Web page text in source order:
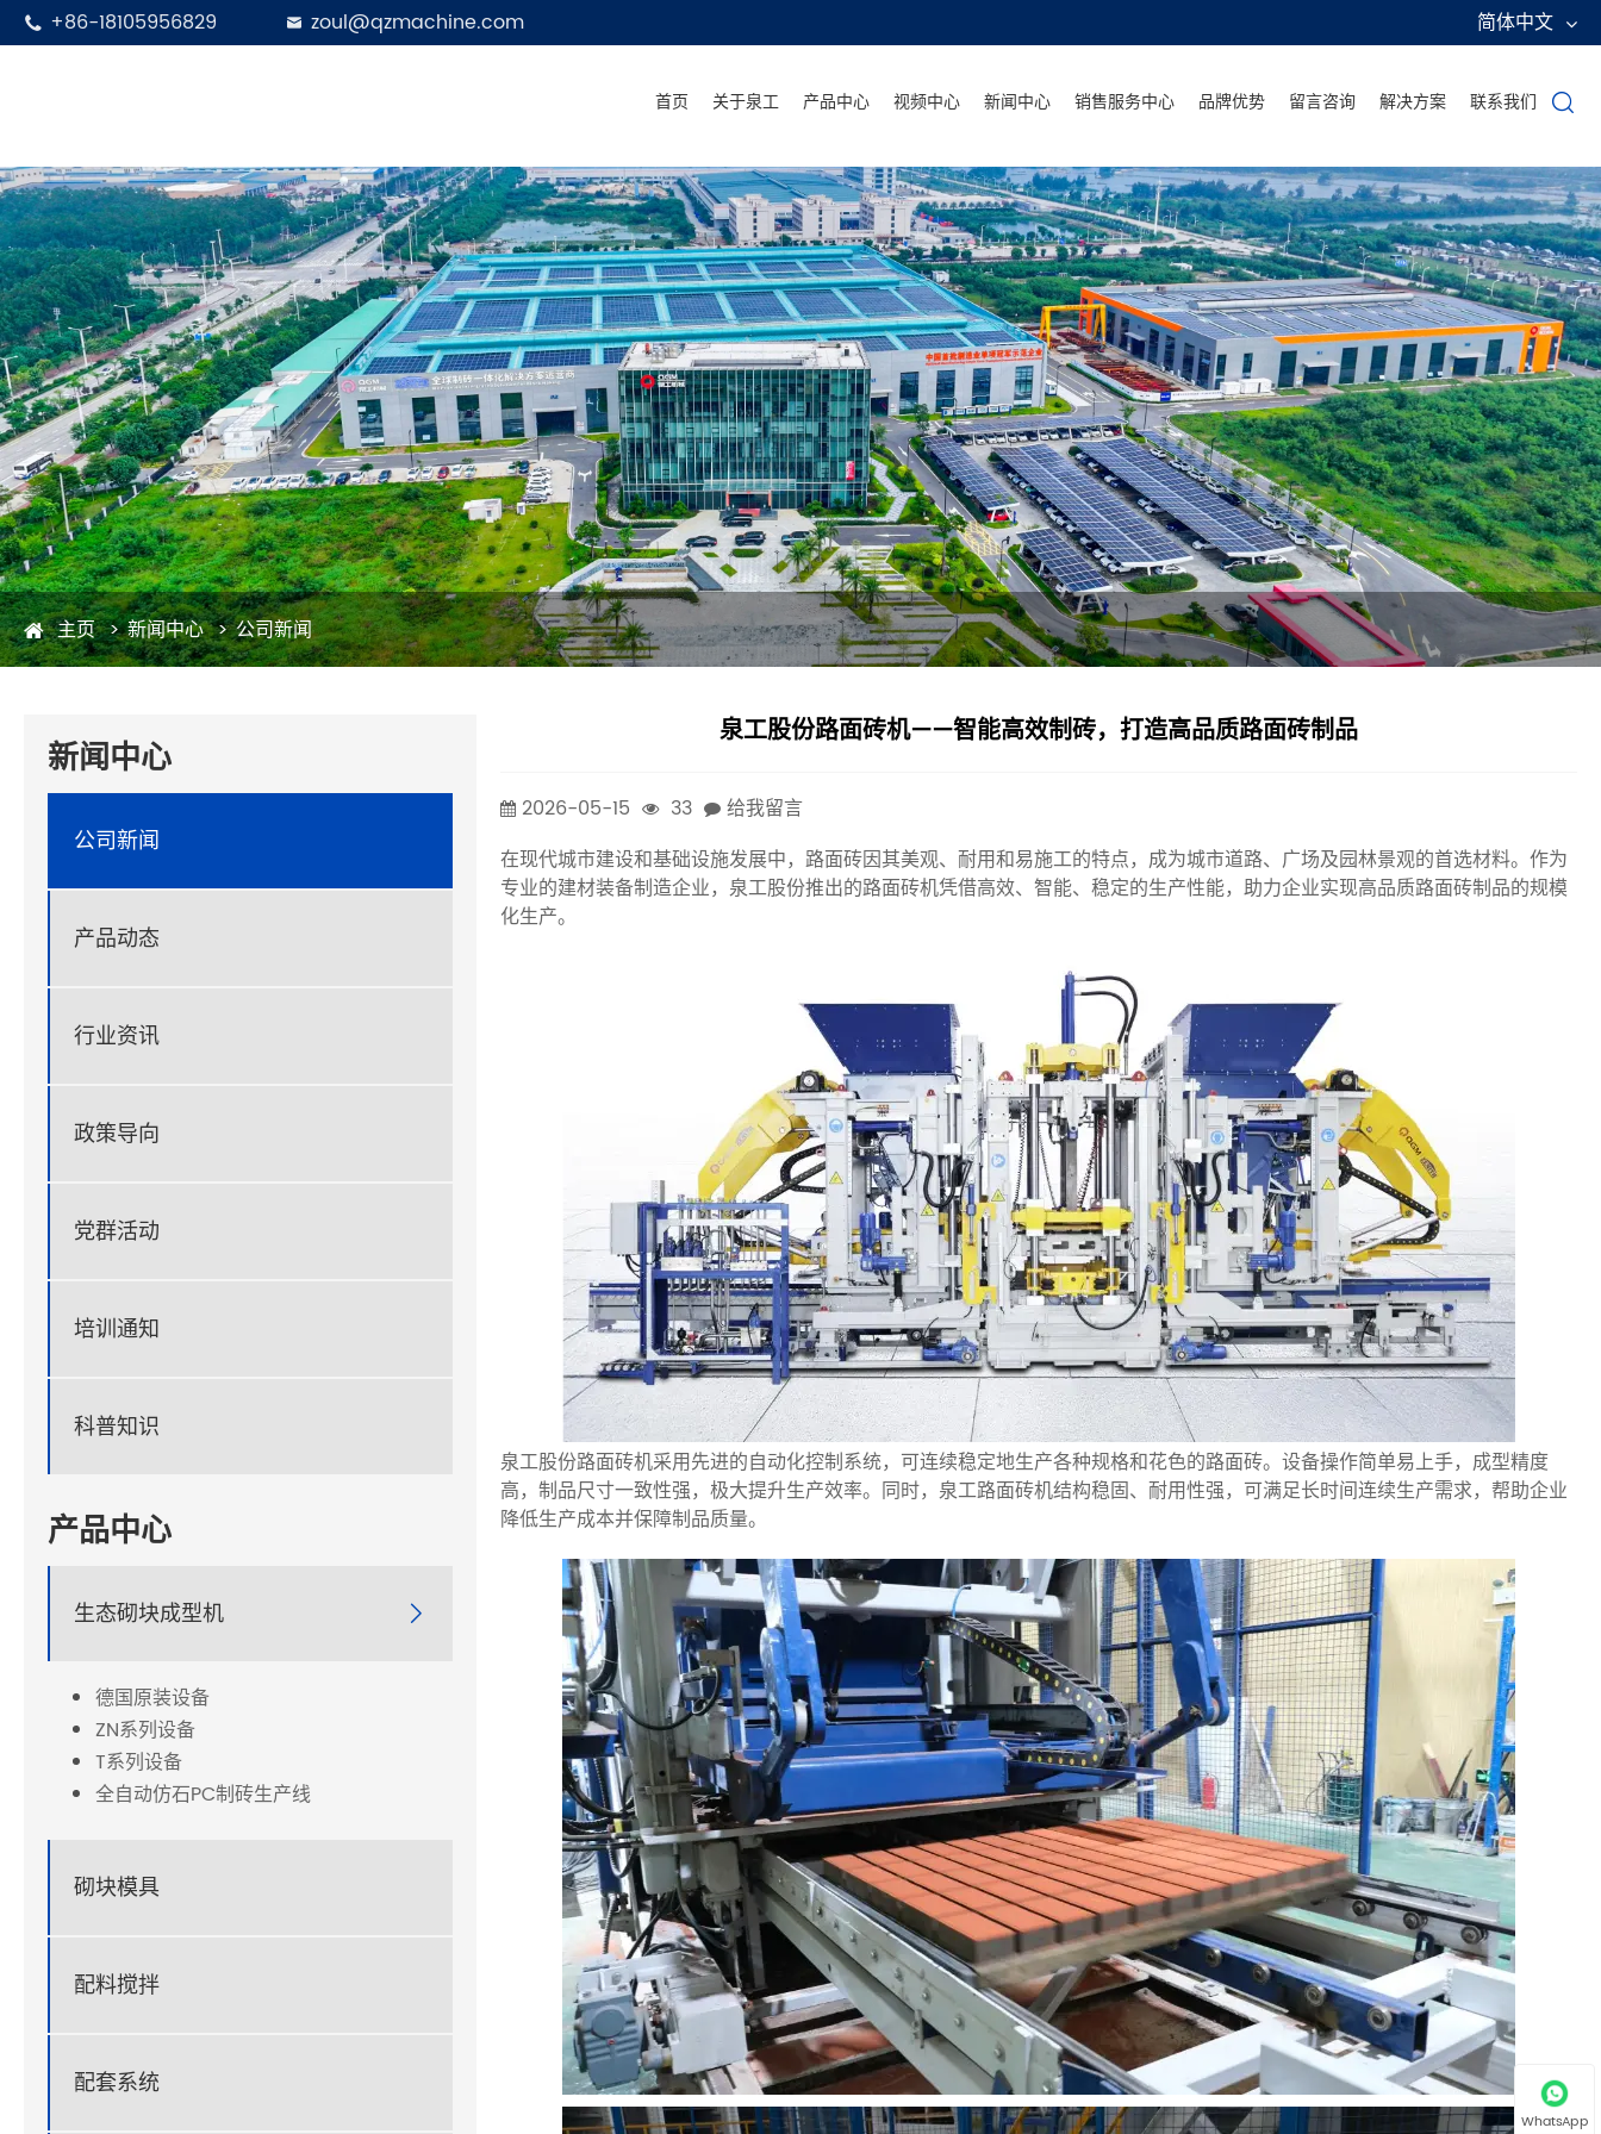
 +86-18105956829  zoul@qzmachine.com 简体中文
首页 关于泉工 产品中心 视频中心 新闻中心 销售服务中心 品牌优势 留言咨询 解决方案 联系我们 
主页 新闻中心 公司新闻
新闻中心
公司新闻
产品动态
行业资讯
政策导向
党群活动
培训通知
科普知识
产品中心
生态砌块成型机 
德国原装设备
ZN系列设备
T系列设备
全自动仿石PC制砖生产线
砌块模具
配料搅拌
配套系统
泉工股份路面砖机——智能高效制砖，打造高品质路面砖制品
2026-05-15 33
给我留言
在现代城市建设和基础设施发展中，路面砖因其美观、耐用和易施工的特点，成为城市道路、广场及园林景观的首选材料。作为
专业的建材装备制造企业，泉工股份推出的路面砖机凭借高效、智能、稳定的生产性能，助力企业实现高品质路面砖制品的规模
化生产。
泉工股份路面砖机采用先进的自动化控制系统，可连续稳定地生产各种规格和花色的路面砖。设备操作简单易上手，成型精度
高，制品尺寸一致性强，极大提升生产效率。同时，泉工路面砖机结构稳固、耐用性强，可满足长时间连续生产需求，帮助企业
降低生产成本并保障制品质量。
WhatsApp